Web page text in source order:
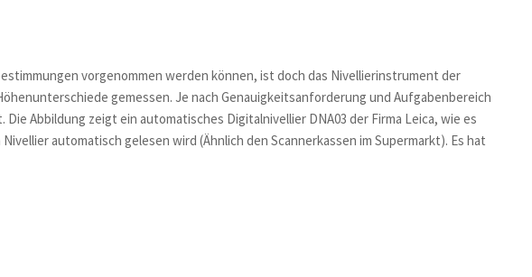
vorgenommen werden können, ist doch das Nivellierinstrument der
gemessen. Je nach Genauigkeitsanforderung und Aufgabenbereich
Abbildung zeigt ein automatisches Digitalnivellier DNA03 der Firma Leica, wie es
automatisch gelesen wird (Ähnlich den Scannerkassen im Supermarkt). Es hat